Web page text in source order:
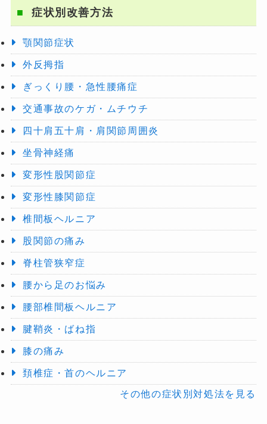
症状別改善方法
顎関節症状
外反拇指
ぎっくり腰・急性腰痛症
交通事故のケガ・ムチウチ
四十肩五十肩・肩関節周囲炎
坐骨神経痛
変形性股関節症
変形性膝関節症
椎間板ヘルニア
股関節の痛み
脊柱管狭窄症
腰から足のお悩み
腰部椎間板ヘルニア
腱鞘炎・ばね指
膝の痛み
頚椎症・首のヘルニア
その他の症状別対処法を見る